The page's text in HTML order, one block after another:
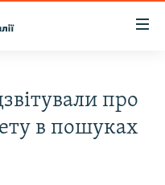
про
в пошуках